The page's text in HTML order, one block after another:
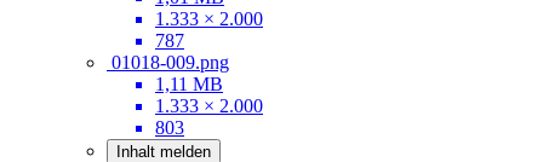
1.333 × 2.000
787
01018-009.png
1,11 MB
1.333 × 2.000
803
Inhalt melden